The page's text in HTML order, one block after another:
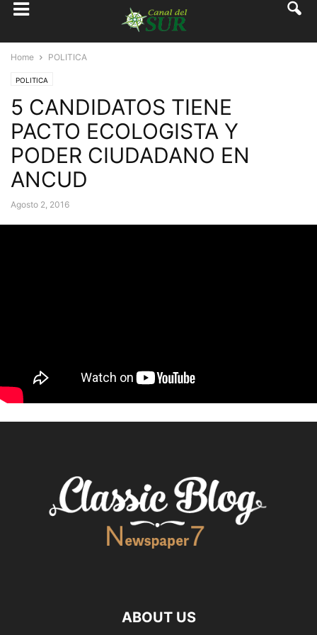
Home POLITICA
POLITICA
5 CANDIDATOS TIENE
PACTO ECOLOGISTA Y
PODER CIUDADANO EN
ANCUD
Agosto 2, 2016
ABOUT US